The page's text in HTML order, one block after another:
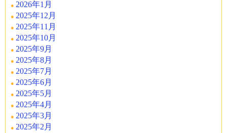
2026年1月
2025年12月
2025年11月
2025年10月
2025年9月
2025年8月
2025年7月
2025年6月
2025年5月
2025年4月
2025年3月
2025年2月